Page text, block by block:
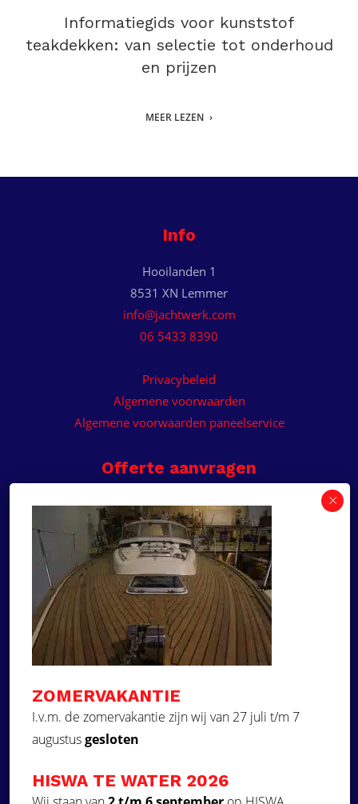
Informatiegids voor kunststof
teakdekken: van selectie tot onderhoud
en prijzen
MEER LEZEN
Info
Hooilanden 1
8531 XN Lemmer
info@jachtwerk.com
06 5433 8390
Privacybeleid
Algemene voorwaarden
Algemene voorwaarden paneelservice
Offerte aanvragen
Wilt u een prijsvoorstel op maat ontvangen voor
een kunststof teakdek voor uw boot? Vraag een
vrijblijvende offerte aan!
Offerte aanvragen
Ga naar
Over ons
Projecten
Aquadeck EVA foam decks
ZOMERVAKANTIE
I.v.m. de zomervakantie zijn wij van 27 juli t/m 7
augustusgesloten
HISWA TE WATER 2026
×
Deze website maakt
gebruik van cookies.
Deze website gebruikt cookies om uw
gebruikerservaring te verbeteren. Door
onze website te gebruiken, stemt u in met
alle cookies in overeenstemming met ons
STRIKT NOODZAKELIJK
PRESTATIE
FUNCTIONEEL